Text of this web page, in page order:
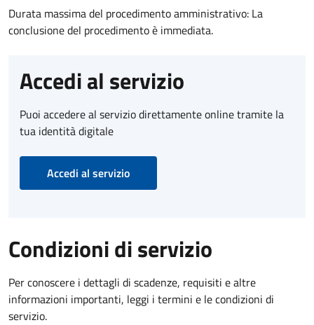
Durata massima del procedimento amministrativo: La
conclusione del procedimento è immediata.
Accedi al servizio
Puoi accedere al servizio direttamente online tramite la
tua identità digitale
Accedi al servizio
Condizioni di servizio
Per conoscere i dettagli di scadenze, requisiti e altre
informazioni importanti, leggi i termini e le condizioni di
servizio.